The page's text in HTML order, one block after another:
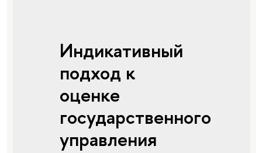
Индикативный
подход к
оценке
государственного
управления